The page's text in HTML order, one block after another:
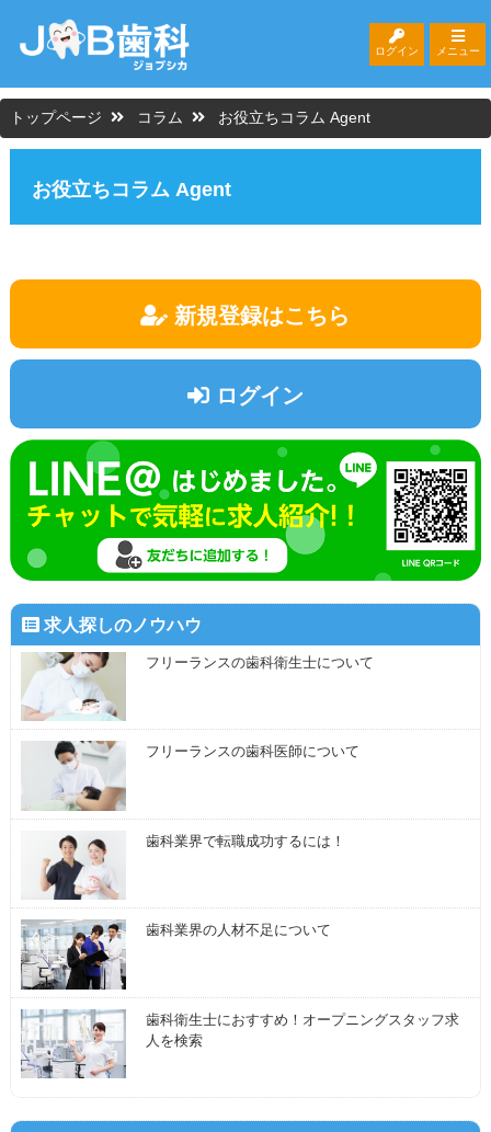
ログイン メニュー
トップページ コラム お役立ちコラム Agent
お役立ちコラム Agent
新規登録はこちら
ログイン
求人探しのノウハウ
フリーランスの歯科衛生士について
フリーランスの歯科医師について
歯科業界で転職成功するには！
歯科業界の人材不足について
歯科衛生士におすすめ！オープニングスタッフ求
人を検索